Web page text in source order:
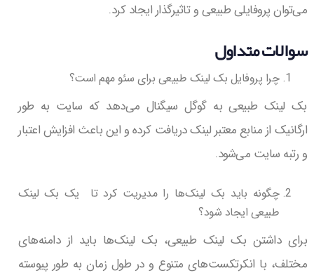
می‌توان پروفایلی طبیعی و تاثیرگذار ایجاد کرد.
سوالات متداول
چرا پروفایل بک لینک طبیعی برای سئو مهم است؟
بک لینک طبیعی به گوگل سیگنال می‌دهد که سایت به طور
ارگانیک از منابع معتبر لینک دریافت کرده و این باعث افزایش اعتبار
و رتبه سایت می‌شود.
چگونه باید بک لینک‌ها را مدیریت کرد تا یک بک لینک
طبیعی ایجاد شود؟
برای داشتن بک لینک طبیعی، بک لینک‌ها باید از دامنه‌های
مختلف، با انکرتکست‌های متنوع و در طول زمان به طور پیوسته